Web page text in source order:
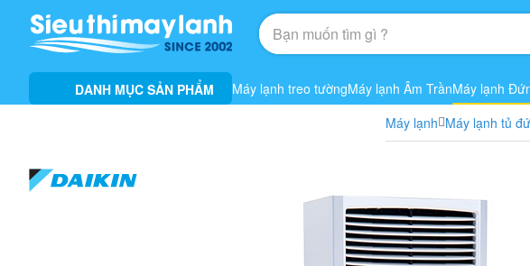
DANH MỤC SẢN PHẨM Máy lạnh treo tườngMáy lạnh Âm TrầnMáy lạnh
Máy lạnh Máy lạnh tủ